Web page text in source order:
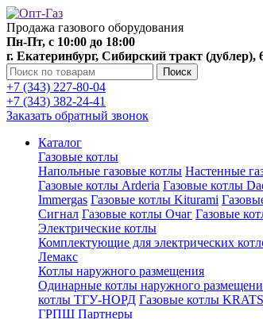
Продажа газового оборудования
Пн-Пт, с 10:00 до 18:00
г. Екатеринбург, Сибирский тракт (дублер),
Поиск
+7 (343) 227-80-04
+7 (343) 382-24-41
Заказать обратный звонок
Каталог
Газовые котлы
Напольные газовые котлы Настенные
Газовые котлы Arderia Газовые котлы
Immergas Газовые котлы Kiturami
Сигнал Газовые котлы Очаг Газовые
Электрические котлы
Комплектующие для электрических
Лемакс
Котлы наружного размещения
Одинарные котлы наружного
котлы ТГУ-НОРД Газовые котлы KRATS
ГРПШ Партнеры